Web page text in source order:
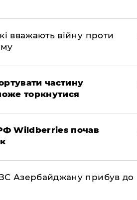
вважають війну проти
частину
торкнутися
Wildberries почав
Азербайджану прибув до